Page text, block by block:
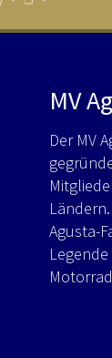
MV
Der MV
Agusta-